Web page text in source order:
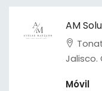
AM
Jalisco.
Móvil